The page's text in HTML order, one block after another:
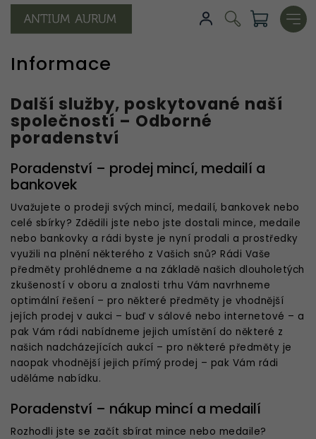
Informace
Další služby, poskytované naší
společností – Odborné
poradenství
Poradenství – prodej mincí, medailí a
bankovek
Uvažujete o prodeji svých mincí, medailí, bankovek nebo
celé sbírky? Zdědili jste nebo jste dostali mince, medaile
nebo bankovky a rádi byste je nyní prodali a prostředky
využili na plnění některého z Vašich snů? Rádi Vaše
předměty prohlédneme a na základě našich dlouholetých
zkušeností v oboru a znalosti trhu Vám navrhneme
optimální řešení – pro některé předměty je vhodnější
jejích prodej v aukci – buď v sálové nebo internetové – a
pak Vám rádi nabídneme jejich umístění do některé z
našich nadcházejících aukcí – pro některé předměty je
naopak vhodnější jejich přímý prodej – pak Vám rádi
uděláme nabídku.
Poradenství – nákup mincí a medailí
Rozhodli jste se začít sbírat mince nebo medaile?